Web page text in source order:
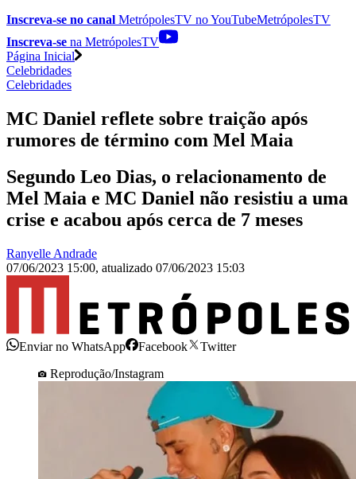
Inscreva-se no canal MetrópolesTV noYouTubeMetrópolesTV
Inscreva-se na MetrópolesTV
Página Inicial
Celebridades
Celebridades
MC Daniel reflete sobre traição após
rumores de término com Mel Maia
Segundo Leo Dias, o relacionamento de
Mel Maia e MC Daniel não resistiu a uma
crise e acabou após cerca de 7 meses
Ranyelle Andrade
07/06/2023 15:00, atualizado 07/06/2023 15:03
Enviar no WhatsApp Facebook
Twitter
Reprodução/Instagram